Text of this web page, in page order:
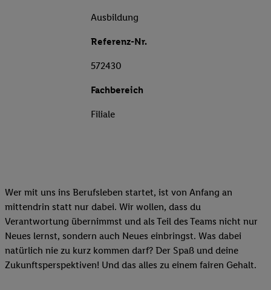
Ausbildung
Referenz-Nr.
572430
Fachbereich
Filiale
Wer mit uns ins Berufsleben startet, ist von Anfang an
mittendrin statt nur dabei. Wir wollen, dass du
Verantwortung übernimmst und als Teil des Teams nicht nur
Neues lernst, sondern auch Neues einbringst. Was dabei
natürlich nie zu kurz kommen darf? Der Spaß und deine
Zukunftsperspektiven! Und das alles zu einem fairen Gehalt.